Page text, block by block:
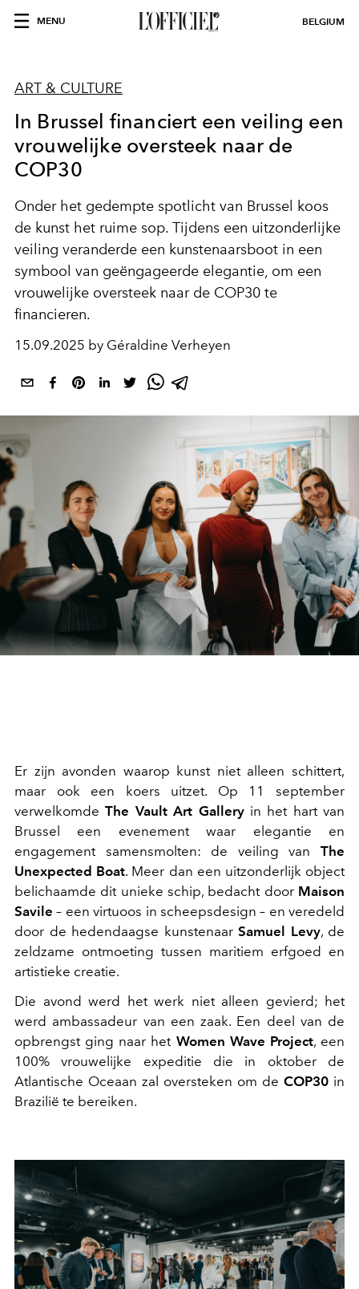
MENU BELGIUM
ART & CULTURE
In Brussel financiert een veiling een
vrouwelijke oversteek naar de
COP30
Onder het gedempte spotlicht van Brussel koos
de kunst het ruime sop. Tijdens een uitzonderlijke
veiling veranderde een kunstenaarsboot in een
symbool van geëngageerde elegantie, om een
vrouwelijke oversteek naar de COP30 te
financieren.
15.09.2025 by Géraldine Verheyen
Er zijn avonden waarop kunst niet alleen schittert,
maar ook een koers uitzet. Op 11 september
verwelkomdeThe Vault Art Galleryin het hart van
Brussel een evenement waar elegantie en
engagement samensmolten: de veiling van The
Unexpected Boat. Meer dan een uitzonderlijk object
belichaamde dit unieke schip, bedacht door Maison
Savile – een virtuoos in scheepsdesign – en veredeld
door de hedendaagse kunstenaar Samuel Levy, de
zeldzame ontmoeting tussen maritiem erfgoed en
artistieke creatie.
Die avond werd het werk niet alleen gevierd; het
werd ambassadeur van een zaak. Een deel van de
opbrengst ging naar het Women Wave Project, een
100% vrouwelijke expeditie die in oktober de
Atlantische Oceaan zal oversteken om de COP30 in
Brazilië te bereiken.